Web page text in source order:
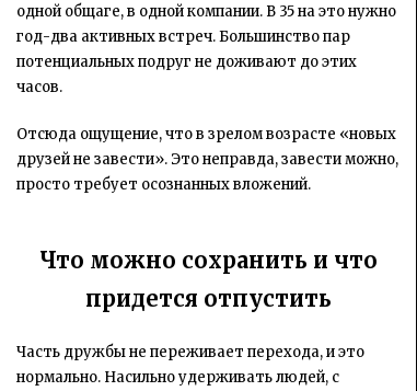
одной общаге, в одной компании. В 35 на это нужно
год-два активных встреч. Большинство пар
потенциальных подруг не доживают до этих
часов.
Отсюда ощущение, что в зрелом возрасте «новых
друзей не завести». Это неправда, завести можно,
просто требует осознанных вложений.
Что можно сохранить и что
придется отпустить
Часть дружбы не переживает перехода, и это
нормально. Насильно удерживать людей, с